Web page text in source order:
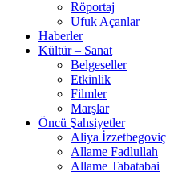
Röportaj
Ufuk Açanlar
Haberler
Kültür – Sanat
Belgeseller
Etkinlik
Filmler
Marşlar
Öncü Şahsiyetler
Aliya İzzetbegoviç
Allame Fadlullah
Allame Tabatabai